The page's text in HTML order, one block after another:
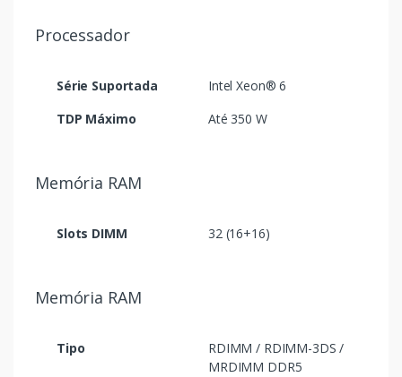
Processador
Série Suportada
Intel Xeon® 6
TDP Máximo
Até 350 W
Memória RAM
Slots DIMM 32 (16+16)
Memória RAM
Tipo
RDIMM / RDIMM-3DS /
MRDIMM DDR5